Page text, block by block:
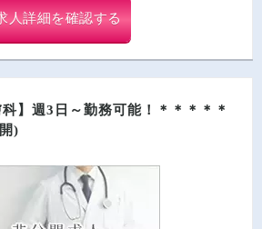
人詳細を確認する
科】週3日～勤務可能！＊＊＊＊＊
)